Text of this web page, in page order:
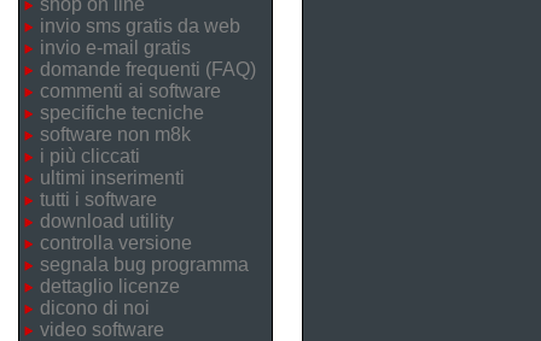
shop on line
invio sms gratis da web
invio e-mail gratis
domande frequenti (FAQ)
commenti ai software
specifiche tecniche
software non m8k
i più cliccati
ultimi inserimenti
tutti i software
download utility
controlla versione
segnala bug programma
dettaglio licenze
dicono di noi
video software